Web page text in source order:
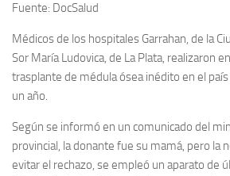
Fuente: DocSalud
Médicos de los hospitales Garrahan, de la
Sor María Ludovica, de La Plata, realizaron
trasplante de médula ósea inédito en el
un año.
Según se informó en un comunicado del
provincial, la donante fue su mamá, pero la
evitar el rechazo, se empleó un aparato de